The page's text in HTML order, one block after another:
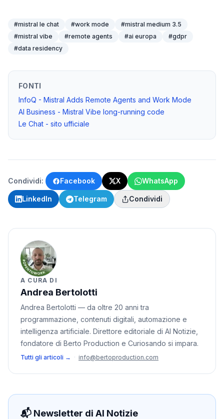
#mistral le chat #work mode #mistral medium 3.5
#mistral vibe #remote agents #ai europa #gdpr
#data residency
FONTI
InfoQ - Mistral Adds Remote Agents and Work Mode
AI Business - Mistral Vibe long-running code
Le Chat - sito ufficiale
Condividi: Facebook X WhatsApp
LinkedIn Telegram Condividi
A CURA DI
Andrea Bertolotti
Andrea Bertolotti — da oltre 20 anni tra
programmazione, contenuti digitali, automazione e
intelligenza artificiale. Direttore editoriale di AI Notizie,
fondatore di Berto Production e Curiosando si impara.
Tutti gli articoli → · info@bertoproduction.com
📬 Newsletter di AI Notizie